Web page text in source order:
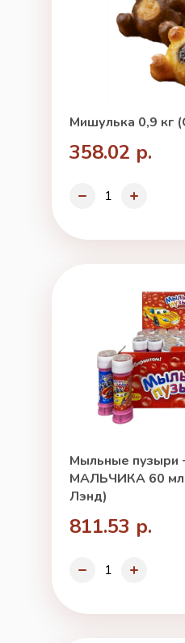
Мишулька 0,9 кг
358.02 р.
Мыльные пузыри
МАЛЬЧИКА 60 мл
Лэнд)
811.53 р.